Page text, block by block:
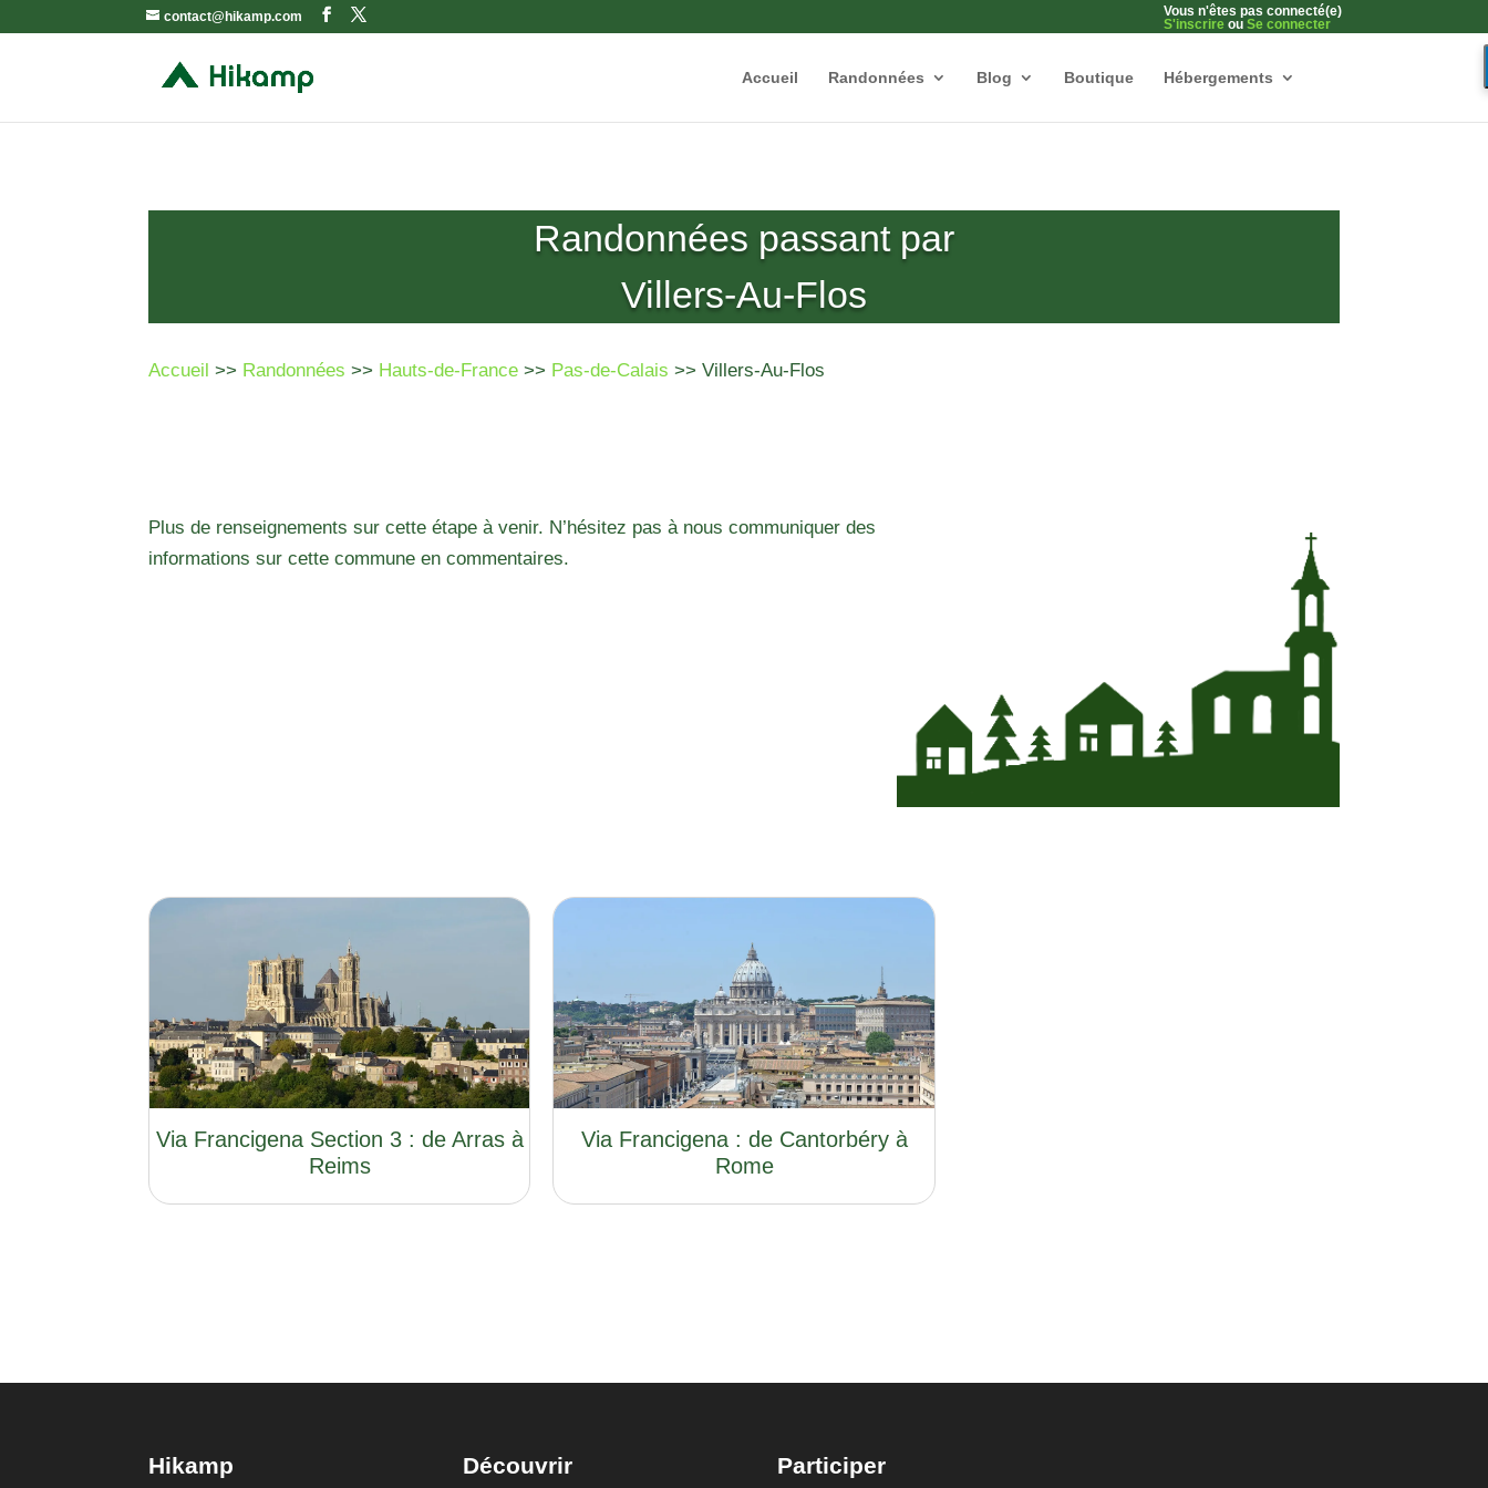
contact@hikamp.com
Vous n'êtes pas connecté(e)
S'inscrire ou Se connecter
Accueil Randonnées Blog Boutique Hébergements
Randonnées passant par
Villers-Au-Flos
Accueil >> Randonnées >> Hauts-de-France >> Pas-de-Calais >> Villers-Au-Flos
Plus de renseignements sur cette étape à venir. N’hésitez pas à nous communiquer des
informations sur cette commune en commentaires.
Via Francigena Section 3 : de Arras à
Reims
Via Francigena : de Cantorbéry à
Rome
Hikamp Découvrir Participer